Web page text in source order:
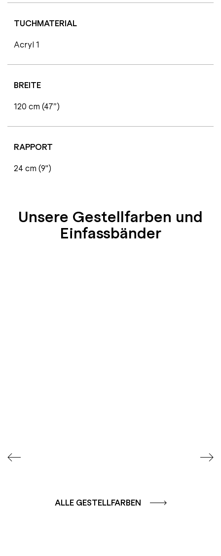
TUCHMATERIAL
Acryl 1
BREITE
120 cm (47”)
RAPPORT
24 cm (9'')
Unsere Gestellfarben und
Einfassbänder
ALLE GESTELLFARBEN